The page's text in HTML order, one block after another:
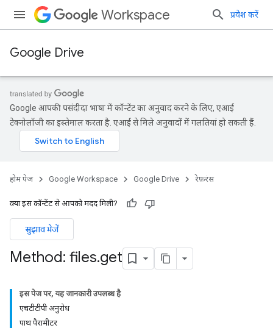
Workspace प्रवेश करें
Google Drive
Google आपकी पसंदीदा भाषा में कॉन्टेंट का अनुवाद करने के लिए, एआई
टेक्नोलॉजी का इस्तेमाल करता है. एआई से मिले अनुवादों में गलतियां हो सकती हैं.
होम पेज Google Workspace Google Drive रेफ़रंस
क्या इस कॉन्टेंट से आपको मदद मिली?
सुझाव भेजें
Method: files.get
इस पेज पर, यह जानकारी उपलब्ध है
एचटीटीपी अनुरोध
पाथ पैरामीटर